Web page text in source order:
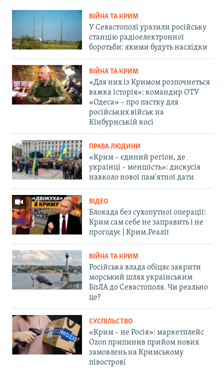
ВІЙНА ТА КРИМ
У Севастополі уразили російську
станцію радіоелектронної
боротьби: якими будуть наслідки
ВІЙНА ТА КРИМ
«Для них із Кримом розпочнеться
важка історія»: командир ОТУ
«Одеса» – про пастку для
російських військ на
Кінбурнській косі
ПРАВА ЛЮДИНИ
«Крим – єдиний регіон, де
українці – меншість»: дискусія
навколо нової пам'ятної дати
ВІДЕО
Блокада без сухопутної операції:
Крим сам себе не заправить і не
прогодує | Крим.Реалії
ВІЙНА ТА КРИМ
Російська влада обіцяє закрити
морський шлях українським
БпЛА до Севастополя. Чи реально
це?
СУСПІЛЬСТВО
«Крим – не Росія»: маркетплейс
Ozon припинив прийом нових
замовлень на Кримському
півострові